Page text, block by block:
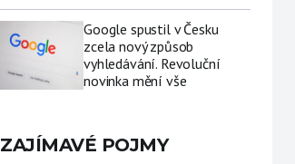
Google spustil v Česku
zcela nový způsob
vyhledávání. Revoluční
novinka mění vše
ZAJÍMAVÉ POJMY